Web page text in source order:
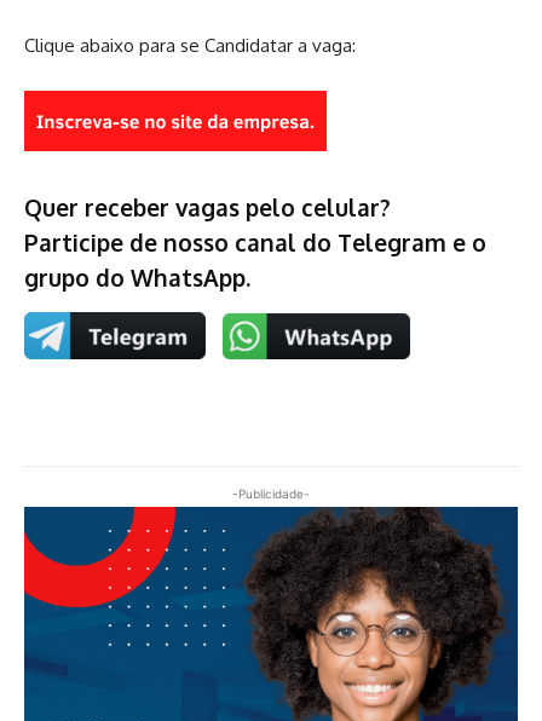
Clique abaixo para se Candidatar a vaga:
Quer receber vagas pelo celular?
Participe de nosso canal do Telegram e o
grupo do WhatsApp.
-Publicidade-